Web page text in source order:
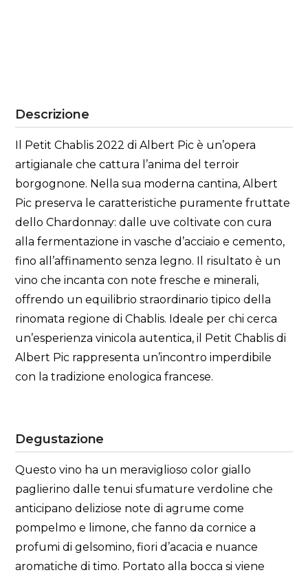
Descrizione
Il Petit Chablis 2022 di Albert Pic è un’opera
artigianale che cattura l’anima del terroir
borgognone. Nella sua moderna cantina, Albert
Pic preserva le caratteristiche puramente fruttate
dello Chardonnay: dalle uve coltivate con cura
alla fermentazione in vasche d’acciaio e cemento,
fino all’affinamento senza legno. Il risultato è un
vino che incanta con note fresche e minerali,
offrendo un equilibrio straordinario tipico della
rinomata regione di Chablis. Ideale per chi cerca
un’esperienza vinicola autentica, il Petit Chablis di
Albert Pic rappresenta un’incontro imperdibile
con la tradizione enologica francese.
Degustazione
Questo vino ha un meraviglioso color giallo
paglierino dalle tenui sfumature verdoline che
anticipano deliziose note di agrume come
pompelmo e limone, che fanno da cornice a
profumi di gelsomino, fiori d’acacia e nuance
aromatiche di timo. Portato alla bocca si viene